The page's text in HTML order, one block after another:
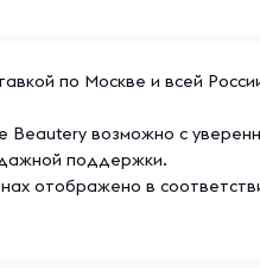
по Москве и всей
Beautery возможно с
поддержки.
отображено в